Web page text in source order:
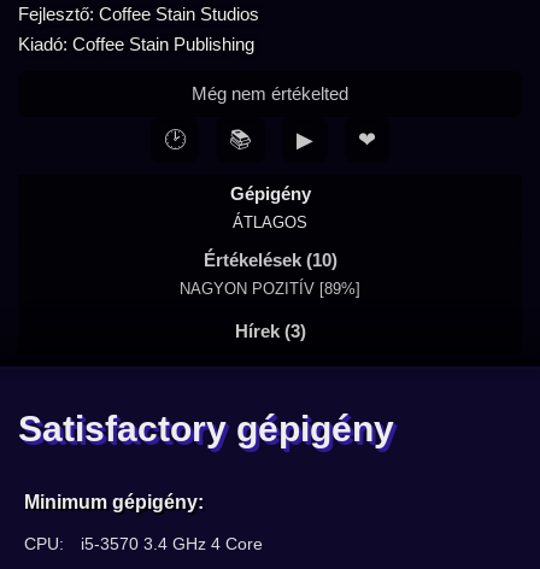
Fejlesztő: Coffee Stain Studios
Kiadó: Coffee Stain Publishing
Gépigény
ÁTLAGOS
Értékelések (10)
NAGYON POZITÍV [89%]
Hírek (3)
Még nem értékelted
🕑 📚 ▶ ❤
Satisfactory gépigény
Minimum gépigény:
CPU:
i5-3570 3.4 GHz 4 Core